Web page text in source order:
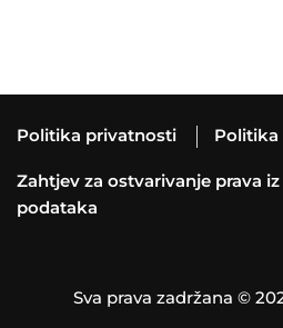
Politika privatnosti Politika
Zahtjev za ostvarivanje prava
podataka
Sva prava zadržana ©